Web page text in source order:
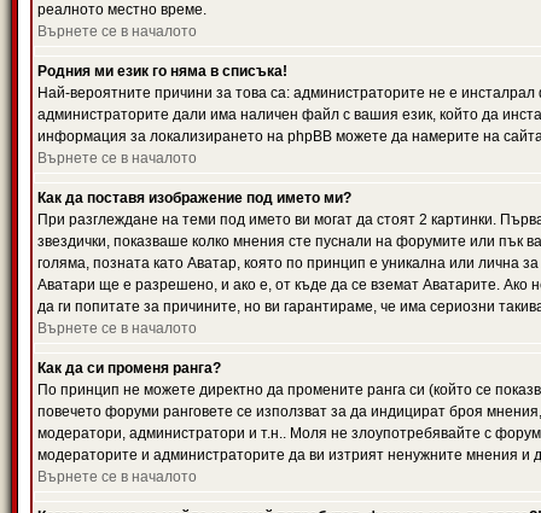
реалното местно време.
Върнете се в началото
Родния ми език го няма в списъка!
Най-вероятните причини за това са: администраторите не е
администраторите дали има наличен файл с вашия език, който да
информация за локализирането на phpBB можете да намерите на
Върнете се в началото
Как да поставя изображение под името ми?
При разглеждане на теми под името ви могат да стоят 2 картинки.
звездички, показваше колко мнения сте пуснали на форумите или пък
голяма, позната като Аватар, която по принцип е уникална или лична
Аватари ще е разрешено, и ако е, от къде да се вземат Аватарите.
да ги попитате за причините, но ви гарантираме, че има сериозни
Върнете се в началото
Как да си променя ранга?
По принцип не можете директно да промените ранга си (който се
повечето форуми ранговете се използват за да индицират броя
модератори, администратори и т.н.. Моля не злоупотребявайте с
модераторите и администраторите да ви изтрият ненужните мнения и
Върнете се в началото